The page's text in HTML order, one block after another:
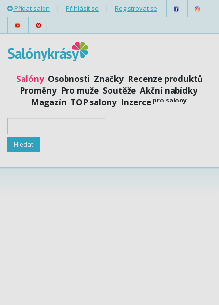
Přidat salon | Přihlásit se | Registrovat se
Salóny Osobnosti Značky Recenze produktů
Proměny Pro muže Soutěže Akční nabídky
Magazín TOP salony Inzerce pro salony